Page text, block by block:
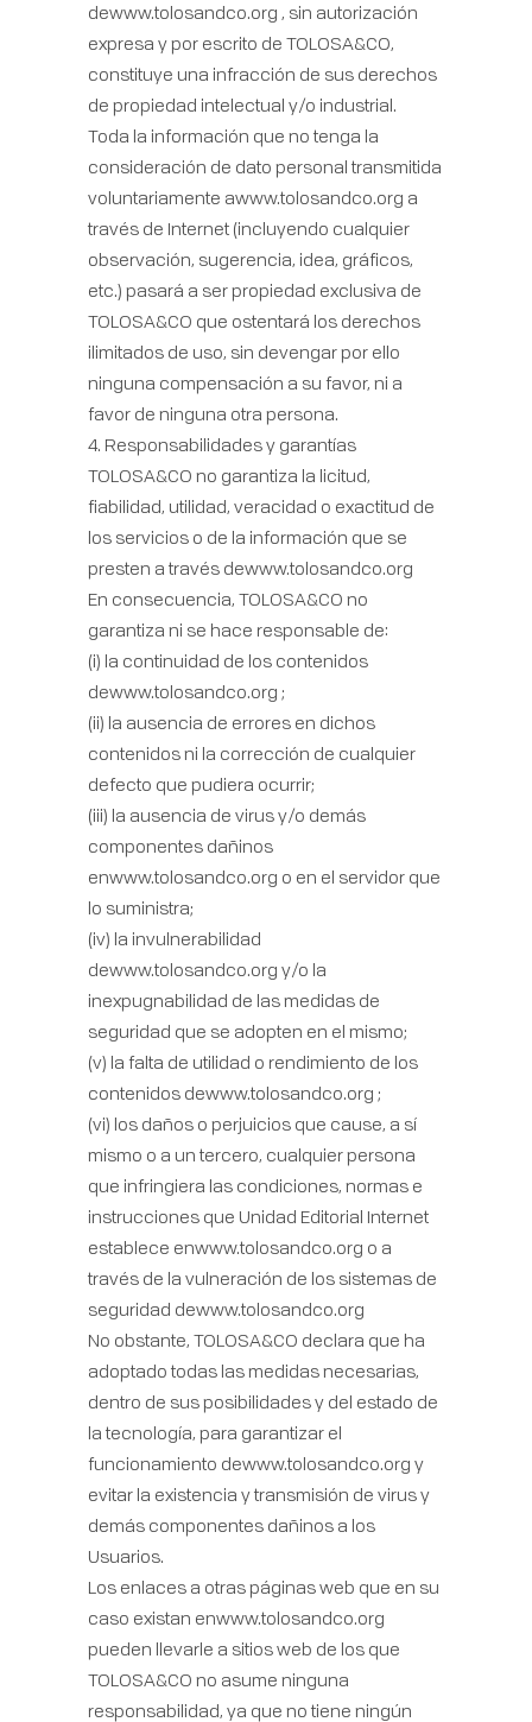
dewww.tolosandco.org , sin autorización
expresa y por escrito de TOLOSA&CO,
constituye una infracción de sus derechos
de propiedad intelectual y/o industrial.
Toda la información que no tenga la
consideración de dato personal transmitida
voluntariamente awww.tolosandco.org a
través de Internet (incluyendo cualquier
observación, sugerencia, idea, gráficos,
etc.) pasará a ser propiedad exclusiva de
TOLOSA&CO que ostentará los derechos
ilimitados de uso, sin devengar por ello
ninguna compensación a su favor, ni a
favor de ninguna otra persona.
4. Responsabilidades y garantías
TOLOSA&CO no garantiza la licitud,
fiabilidad, utilidad, veracidad o exactitud de
los servicios o de la información que se
presten a través dewww.tolosandco.org
En consecuencia, TOLOSA&CO no
garantiza ni se hace responsable de:
(i) la continuidad de los contenidos
dewww.tolosandco.org ;
(ii) la ausencia de errores en dichos
contenidos ni la corrección de cualquier
defecto que pudiera ocurrir;
(iii) la ausencia de virus y/o demás
componentes dañinos
enwww.tolosandco.org o en el servidor que
lo suministra;
(iv) la invulnerabilidad
dewww.tolosandco.org y/o la
inexpugnabilidad de las medidas de
seguridad que se adopten en el mismo;
(v) la falta de utilidad o rendimiento de los
contenidos dewww.tolosandco.org ;
(vi) los daños o perjuicios que cause, a sí
mismo o a un tercero, cualquier persona
que infringiera las condiciones, normas e
instrucciones que Unidad Editorial Internet
establece enwww.tolosandco.org o a
través de la vulneración de los sistemas de
seguridad dewww.tolosandco.org
No obstante, TOLOSA&CO declara que ha
adoptado todas las medidas necesarias,
dentro de sus posibilidades y del estado de
la tecnología, para garantizar el
funcionamiento dewww.tolosandco.org y
evitar la existencia y transmisión de virus y
demás componentes dañinos a los
Usuarios.
Los enlaces a otras páginas web que en su
caso existan enwww.tolosandco.org
pueden llevarle a sitios web de los que
TOLOSA&CO no asume ninguna
responsabilidad, ya que no tiene ningún